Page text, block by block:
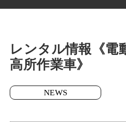
ら
詳
細
INFORMATION
レンタル情報《電
高所作業車》
NEWS